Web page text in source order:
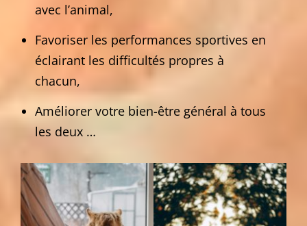
avec l’animal,
Favoriser les performances sportives en
éclairant les difficultés propres à
chacun,
Améliorer votre bien-être général à tous
les deux …